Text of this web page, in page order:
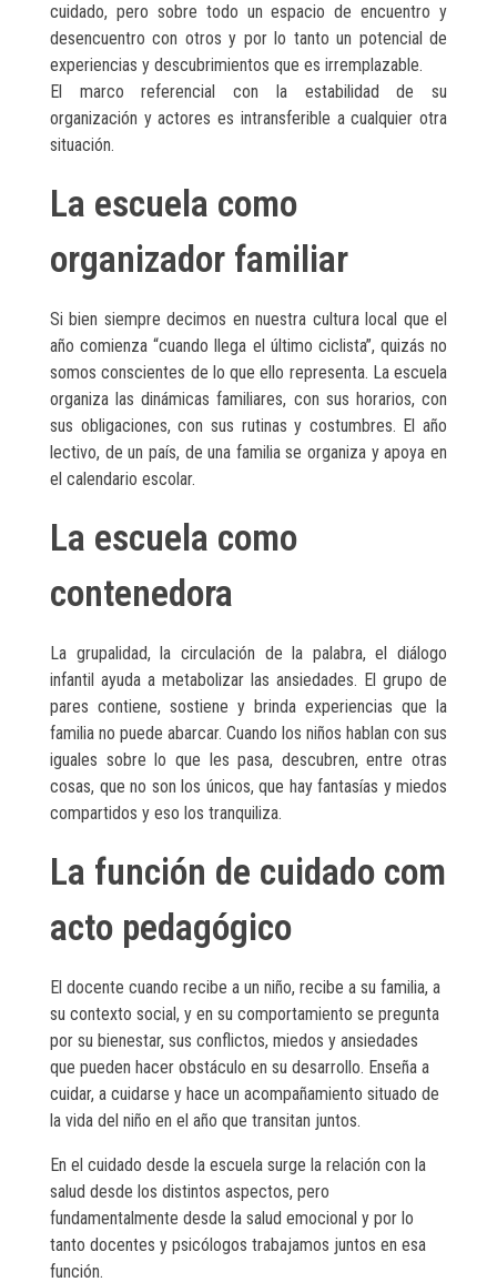
cuidado, pero sobre todo un espacio de encuentro y
desencuentro con otros y por lo tanto un potencial de
experiencias y descubrimientos que es irremplazable.
El marco referencial con la estabilidad de su
organización y actores es intransferible a cualquier otra
situación.
La escuela como
organizador familiar
Si bien siempre decimos en nuestra cultura local que el
año comienza “cuando llega el último ciclista”, quizás no
somos conscientes de lo que ello representa. La escuela
organiza las dinámicas familiares, con sus horarios, con
sus obligaciones, con sus rutinas y costumbres. El año
lectivo, de un país, de una familia se organiza y apoya en
el calendario escolar.
La escuela como
contenedora
La grupalidad, la circulación de la palabra, el diálogo
infantil ayuda a metabolizar las ansiedades. El grupo de
pares contiene, sostiene y brinda experiencias que la
familia no puede abarcar. Cuando los niños hablan con sus
iguales sobre lo que les pasa, descubren, entre otras
cosas, que no son los únicos, que hay fantasías y miedos
compartidos y eso los tranquiliza.
La función de cuidado com
acto pedagógico
El docente cuando recibe a un niño, recibe a su familia, a
su contexto social, y en su comportamiento se pregunta
por su bienestar, sus conflictos, miedos y ansiedades
que pueden hacer obstáculo en su desarrollo. Enseña a
cuidar, a cuidarse y hace un acompañamiento situado de
la vida del niño en el año que transitan juntos.
En el cuidado desde la escuela surge la relación con la
salud desde los distintos aspectos, pero
fundamentalmente desde la salud emocional y por lo
tanto docentes y psicólogos trabajamos juntos en esa
función.